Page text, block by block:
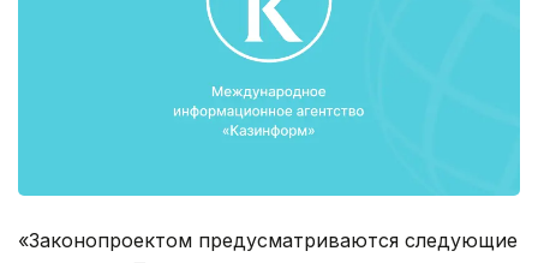
«Законопроектом предусматриваются следующие